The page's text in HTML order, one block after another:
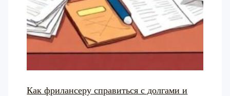
Как фрилансеру справиться с долгами и